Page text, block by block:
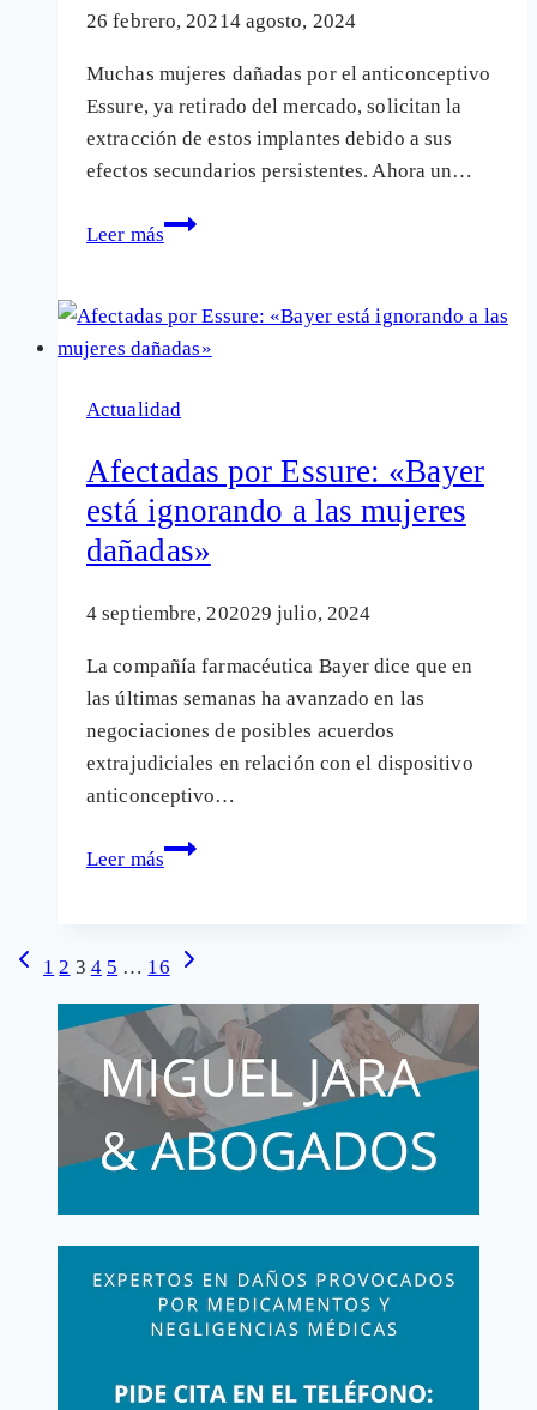
26 febrero, 20214 agosto, 2024
Muchas mujeres dañadas por el anticonceptivo
Essure, ya retirado del mercado, solicitan la
extracción de estos implantes debido a sus
efectos secundarios persistentes. Ahora un…
Leer más
Un
a
que
anticonceptivo
se
corroe
dentro
organismo
Actualidad
Afectadas por Essure: «Bayer
está ignorando a las mujeres
dañadas»
4 septiembre, 202029 julio, 2024
La compañía farmacéutica Bayer dice que en
las últimas semanas ha avanzado en las
negociaciones de posibles acuerdos
extrajudiciales en relación con el dispositivo
anticonceptivo…
Leer más
Afectadas
está
ignorando
a
las
mujeres
dañadas»
Navegación
Página
1 2 3 4 5 … 16
Siguiente